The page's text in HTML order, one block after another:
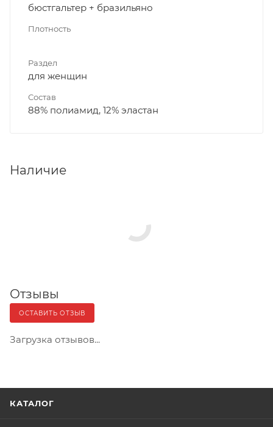
бюстгальтер + бразильяно
Плотность
Раздел
для женщин
Состав
88% полиамид, 12% эластан
Наличие
Отзывы
ОСТАВИТЬ ОТЗЫВ
Загрузка отзывов...
КАТАЛОГ